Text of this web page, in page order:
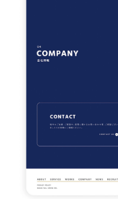
WORKS
TOPICS